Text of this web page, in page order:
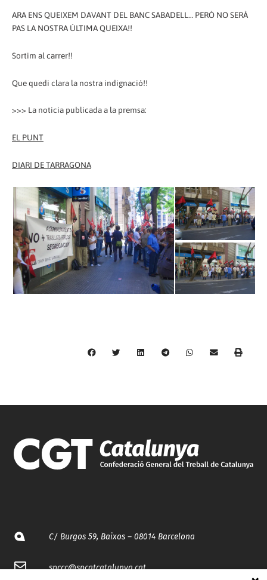
ARA ENS QUEIXEM DAVANT DEL BANC SABADELL… PERÒ NO SERÀ
PAS LA NOSTRA ÚLTIMA QUEIXA!!
Sortim al carrer!!
Que quedi clara la nostra indignació!!
>>> La noticia publicada a la premsa:
EL PUNT
DIARI DE TARRAGONA
C/ Burgos 59, Baixos – 08014 Barcelona
spccc@spcgtcatalunya.cat